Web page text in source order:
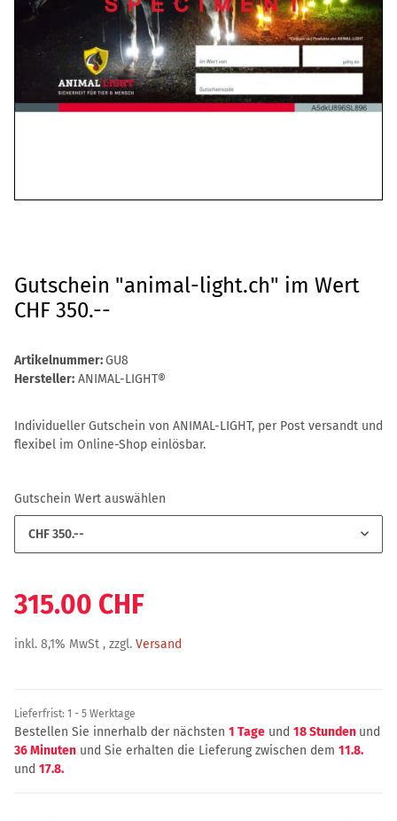
Gutschein "animal-light.ch" im Wert
CHF 350.--
Artikelnummer:GU8
Hersteller: ANIMAL-LIGHT®
Individueller Gutschein von ANIMAL-LIGHT, per Post versandt und
flexibel im Online-Shop einlösbar.
Gutschein Wert auswählen
CHF 350.--
315.00 CHF
inkl. 8,1% MwSt , zzgl. Versand
Lieferfrist: 1 - 5 Werktage
Bestellen Sie innerhalb der nächsten 1 Tage und 18 Stunden und
36 Minuten und Sie erhalten die Lieferung zwischen dem 11.8.
und 17.8.